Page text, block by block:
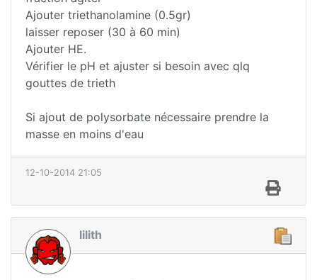
Ajouter triethanolamine (0.5gr)
laisser reposer (30 à 60 min)
Ajouter HE.
Vérifier le pH et ajuster si besoin avec qlq
gouttes de trieth
Si ajout de polysorbate nécessaire prendre la
masse en moins d'eau
12-10-2014 21:05
lilith